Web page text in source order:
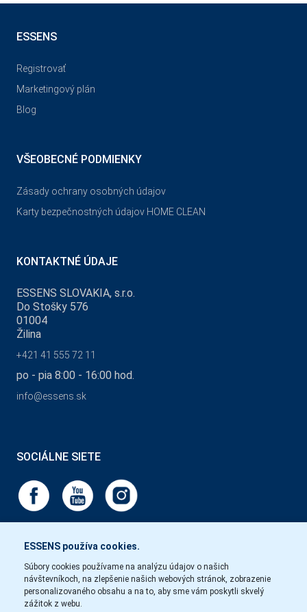
ESSENS používa cookies.
Súbory cookies používame na analýzu údajov o našich
návštevníkoch, na zlepšenie našich webových stránok, zobrazenie
personalizovaného obsahu a na to, aby sme vám poskytli skvelý
zážitok z webu.
ESSENS
Registrovať
Marketingový plán
Blog
VŠEOBECNÉ PODMIENKY
Zásady ochrany osobných údajov
Karty bezpečnostných údajov HOME CLEAN
KONTAKTNÉ ÚDAJE
ESSENS SLOVAKIA, s.r.o.
Do Stošky 576
01004
Žilina
+421 41 555 72 11
po - pia 8:00 - 16:00 hod.
info@essens.sk
SOCIÁLNE SIETE